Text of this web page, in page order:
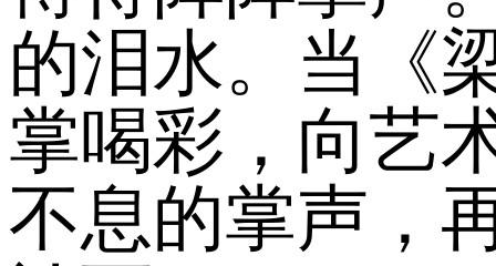
的泪水。当《
掌喝彩，向艺
不息的掌声，